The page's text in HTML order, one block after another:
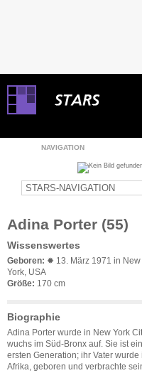
NAVIGATION
Adina Porter (55)
Wissenswertes
Geboren: ✹ 13. März 1971 in New
York, USA
Größe: 170 cm
Biographie
Adina Porter wurde in New York
wuchs im Süd-Bronx auf. Sie ist
ersten Generation; ihr Vater wurde
Afrika, geboren und verbrachte